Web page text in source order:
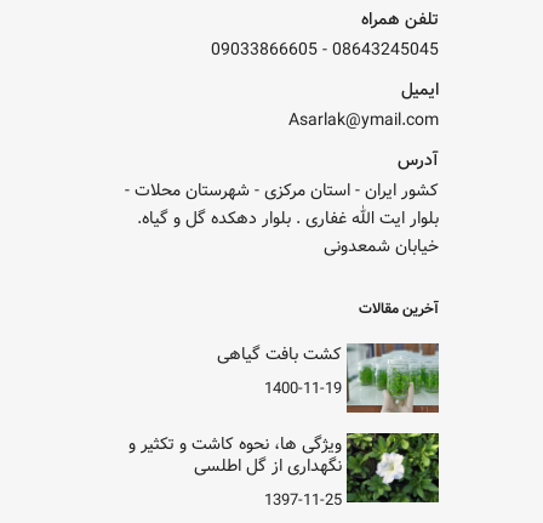
تلفن همراه
08643245045
-
09033866605
ایمیل
Asarlak@ymail.com
آدرس
کشور ایران - استان مرکزی - شهرستان محلات -
بلوار ایت الله غفاری . بلوار دهکده گل و گیاه.
خیابان شمعدونی
آخرین مقالات
کشت بافت گیاهی
1400-11-19
ویژگی ها، نحوه کاشت و تکثیر و
نگهداری از گل اطلسی
1397-11-25